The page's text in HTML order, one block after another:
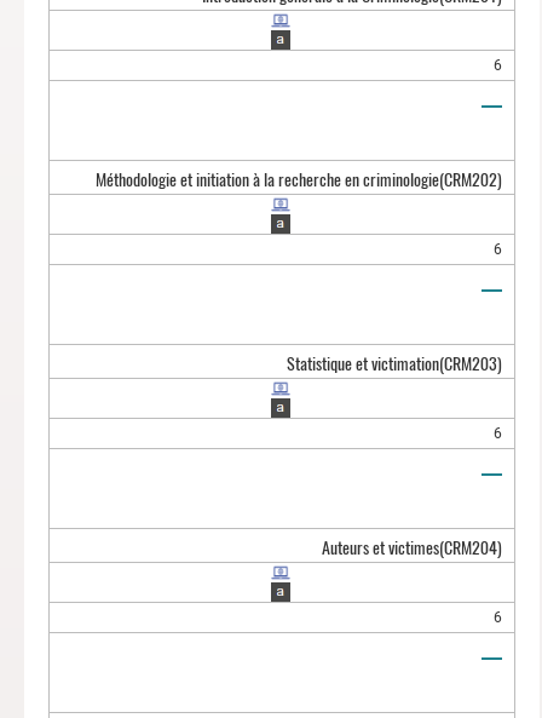
6
Méthodologie et initiation à la recherche en criminologie(CRM202)
6
Statistique et victimation(CRM203)
6
Auteurs et victimes(CRM204)
6